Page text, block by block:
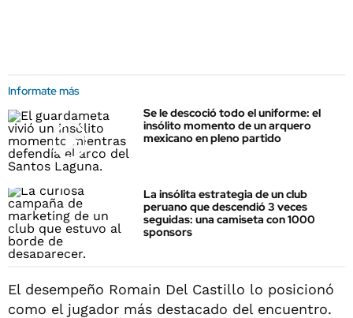
Informate más
Se le descoció todo el uniforme: el
insólito momento de un arquero
mexicano en pleno partido
La insólita estrategia de un club
peruano que descendió 3 veces
seguidas: una camiseta con 1000
sponsors
El desempeño Romain Del Castillo lo posicionó
como el jugador más destacado del encuentro.